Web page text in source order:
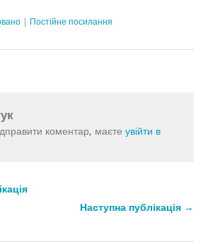
Постійне посилання
коментар, маєте увійти в
Наступна публікація →